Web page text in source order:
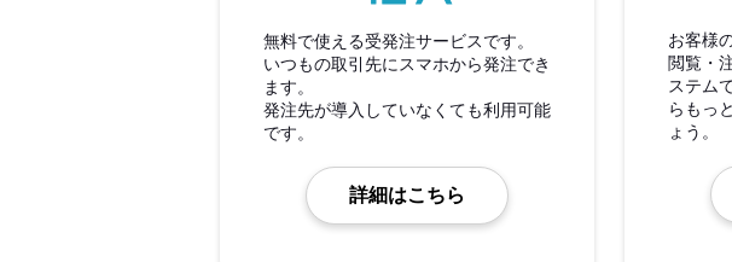
無料で使える受発注サービスです。
いつもの取引先にスマホから発注でき
ます。
発注先が導入していなくても利用可能
です。
詳細はこちら
お客様
閲覧・
ステム
らもっ
ょう。